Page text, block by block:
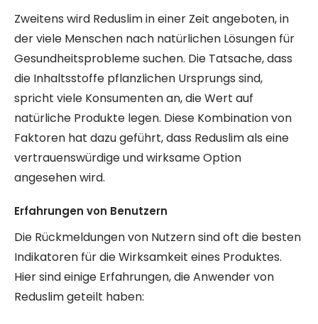
Zweitens wird Reduslim in einer Zeit angeboten, in
der viele Menschen nach natürlichen Lösungen für
Gesundheitsprobleme suchen. Die Tatsache, dass
die Inhaltsstoffe pflanzlichen Ursprungs sind,
spricht viele Konsumenten an, die Wert auf
natürliche Produkte legen. Diese Kombination von
Faktoren hat dazu geführt, dass Reduslim als eine
vertrauenswürdige und wirksame Option
angesehen wird.
Erfahrungen von Benutzern
Die Rückmeldungen von Nutzern sind oft die besten
Indikatoren für die Wirksamkeit eines Produktes.
Hier sind einige Erfahrungen, die Anwender von
Reduslim geteilt haben: